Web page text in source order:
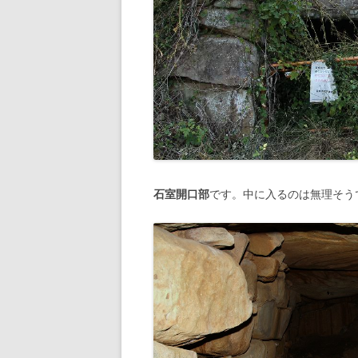
坂東三十三観音霊場
石室開口部です。中に入るのは無理そう